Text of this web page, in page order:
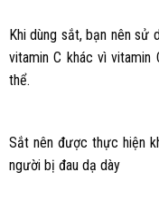
Khi dùng sắt, bạn nên sử
vitamin C khác vì
thể.
Sắt nên được thực hiện
người bị đau dạ dày